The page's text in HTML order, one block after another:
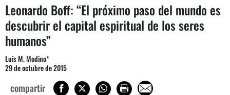
Leonardo Boff: “El próximo paso del mundo es
descubrir el capital espiritual de los seres
humanos”
Luis M. Modino*
29 de octubre de 2015
compartir